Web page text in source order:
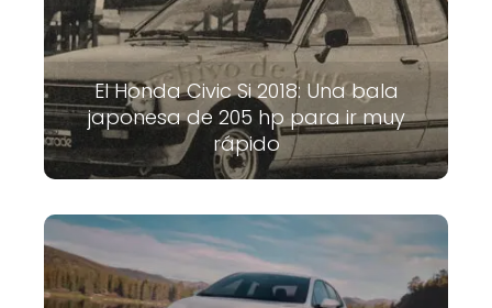
El Honda Civic Si 2018: Una bala
japonesa de 205 hp para ir muy
rápido